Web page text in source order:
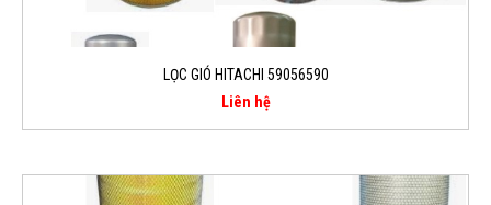
LỌC GIÓ HITACHI 59056590
Liên hệ